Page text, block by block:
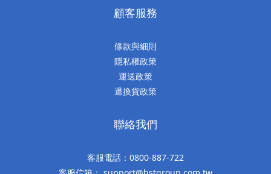
顧客服務
條款與細則
隱私權政策
運送政策
退換貨政策
聯絡我們
客服電話：0800-887-722